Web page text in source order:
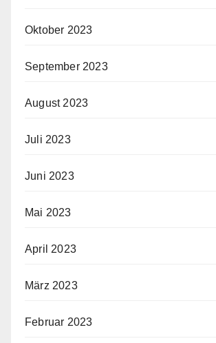
Oktober 2023
September 2023
August 2023
Juli 2023
Juni 2023
Mai 2023
April 2023
März 2023
Februar 2023